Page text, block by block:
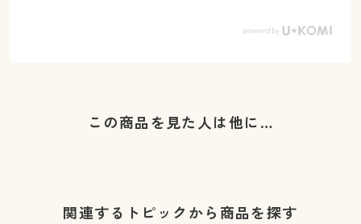
この商品を見た人は他に…
関連するトピックから商品を探す